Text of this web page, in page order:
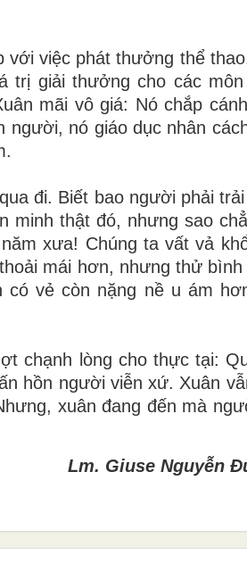
việc phát thưởng thể
trị giải thưởng cho các
mãi vô giá: Nó chắp
nó giáo dục nhân
đi. Biết bao người phải
minh thật đó, nhưng sao
xưa! Chúng ta vất vả
mái hơn, nhưng thử
vẻ còn nặng nề u ám
chạnh lòng cho thực tại:
hồn người viễn xứ. Xuân
xuân đang đến mà
Lm. Giuse Nguyễn